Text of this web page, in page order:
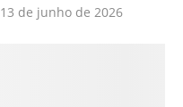
13 de junho de 2026